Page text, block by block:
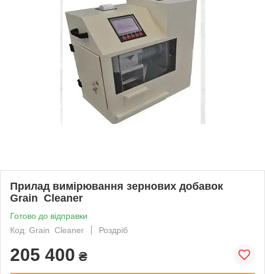
Прилад вимірювання зернових добавок
Grain Cleaner
Готово до відправки
Код: Grain Cleaner
Роздріб
205 400 ₴